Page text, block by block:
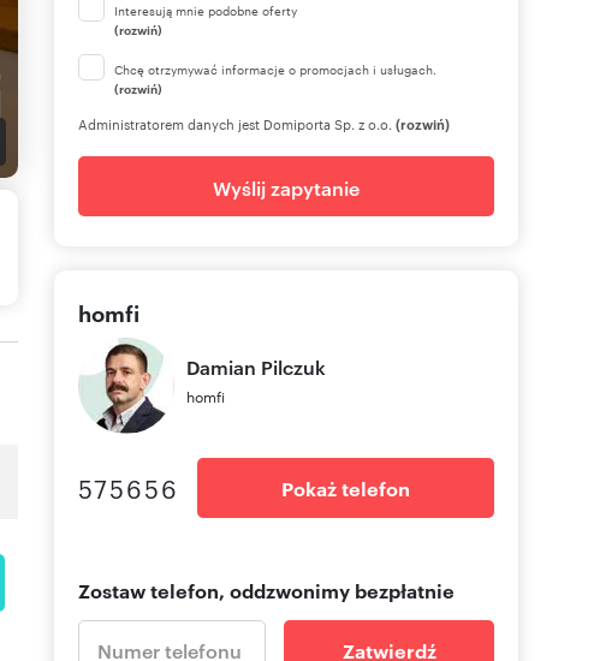
Interesują mnie podobne oferty
(rozwiń)
Chcę otrzymywać informacje o promocjach i usługach.
(rozwiń)
Administratorem danych jest Domiporta Sp. z o.o. (rozwiń)
Wyślij zapytanie
homfi
Damian Pilczuk
homfi
575656 Pokaż telefon
Zostaw telefon, oddzwonimy bezpłatnie
Zatwierdź